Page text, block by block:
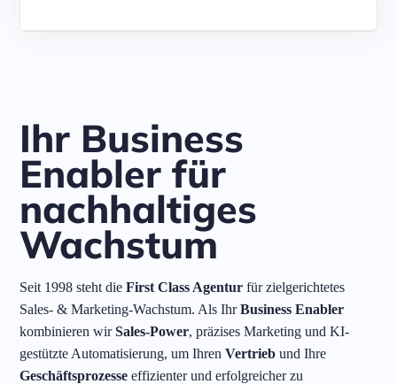
Ihr Business
Enabler für
nachhaltiges
Wachstum
Seit 1998 steht dieFirst Class Agentur für zielgerichtetes
Sales- & Marketing-Wachstum. Als IhrBusiness Enabler
kombinieren wirSales-Power, präzises Marketing und KI-
gestützte Automatisierung, um IhrenVertrieb und Ihre
Geschäftsprozesse effizienter und erfolgreicher zu